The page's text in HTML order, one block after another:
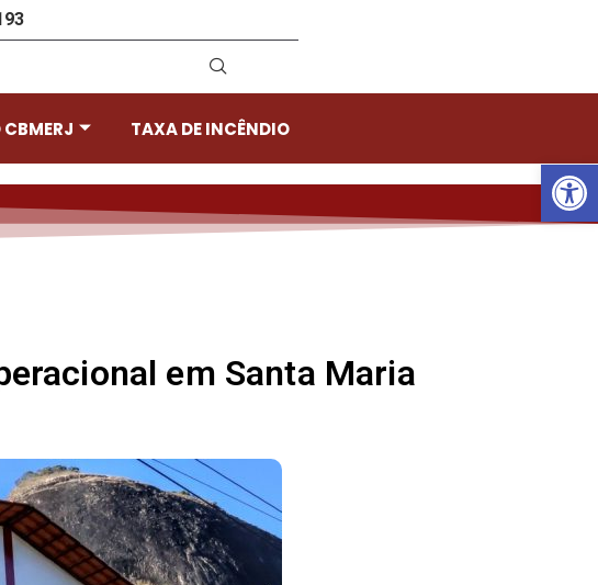
CBMERJ TAXA DE INCÊNDIO
em Santa Maria